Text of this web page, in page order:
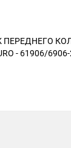
- 61906/